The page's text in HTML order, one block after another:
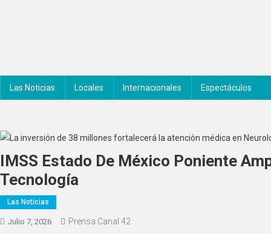
Las Noticias Locales Internacionales Espectáculos
IMSS Estado De México Poniente
Tecnología
Las Noticias
Julio 7, 2026 Prensa Canal 42